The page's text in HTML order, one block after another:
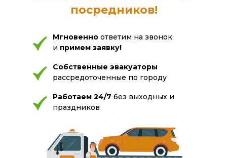
посредников!
Мгновенно ответим на звонок
и примем заявку!
Собственные эвакуаторы
рассредоточенные по городу
Работаем 24/7 без выходных и
праздников